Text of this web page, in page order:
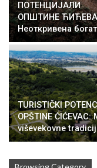
ПОТЕНЦИЈАЛИ
ОПШТИНЕ
Неоткривена
TURISTIČKI
OPŠTINE ĆIĆEVAC:
viševekovne